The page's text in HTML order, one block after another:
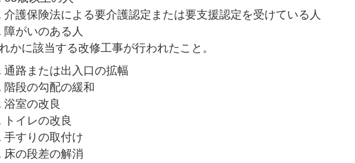
介護保険法による要介護認定または要支援認定を受けている人
障がいのある人
かに該当する改修工事が行われたこと。
通路または出入口の拡幅
階段の勾配の緩和
浴室の改良
トイレの改良
手すりの取付け
床の段差の解消